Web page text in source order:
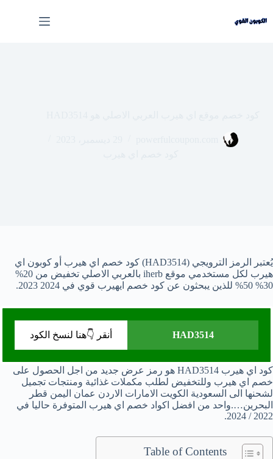
إلى
يُعتبر الرمز الترويجي (HAD3514) كود خصم اي هيرب أو كوبون اي
هيرب لكل مستخدمي موقع iherb بالعربي الاصلي تخفيض من 20%
30% 50% للذين يبحثون عن كود خصم ايهيرب قوي في 2024 2023.
HAD3514 أنقر 👇هنا لنسخ الكود
كود اي هيرب HAD3514 هو رمز عرض جديد من اجل الحصول على
خصم اي هيرب وللتخفيض لطلب مكملات غذائية ومنتجات تجميل
لشحنها الى السعودية الكويت الامارات الاردن عمان اليمن قطر
البحرين….واحد من افضل اكواد خصم اي هيرب المتوفرة حاليا في
2022 / 2024.
Table of Contents